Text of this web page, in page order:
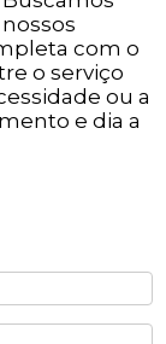
com o
o serviço
ou a
e dia a